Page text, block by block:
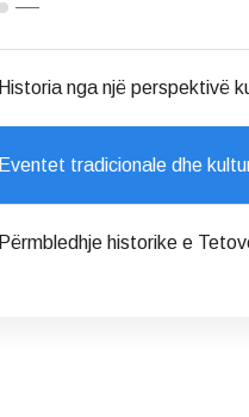
Historia nga një perspektivë
Eventet tradicionale dhe
Përmbledhje historike e